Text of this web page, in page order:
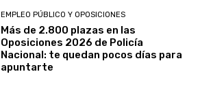
EMPLEO PÚBLICO Y OPOSICIONES
Más de 2.800 plazas en las
Oposiciones 2026 de Policía
Nacional: te quedan pocos días para
apuntarte